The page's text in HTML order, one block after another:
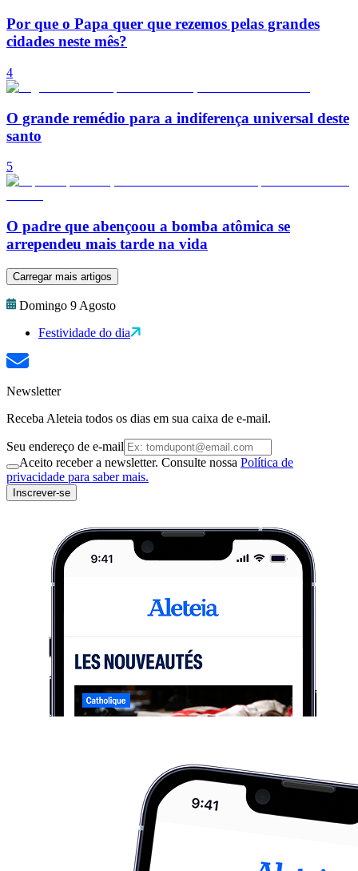
Por que o Papa quer que rezemos pelas grandes
cidades neste mês?
4
O grande remédio para a indiferença universal deste
santo
5
O padre que abençoou a bomba atômica se
arrependeu mais tarde na vida
Carregar mais artigos
Domingo 9 Agosto
Festividade do dia
Newsletter
Receba Aleteia todos os dias em sua caixa de e-mail.
Seu endereço de e-mail
Aceito receber a newsletter. Consulte nossa Política de
privacidade para saber mais.
Inscrever-se